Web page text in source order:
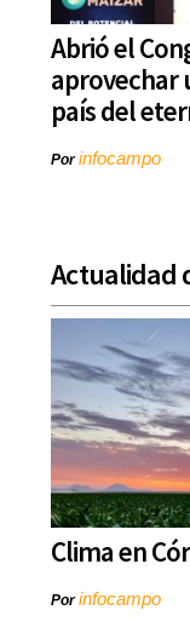
Abrió el
aprovechar
país del
Porinfocampo
Actualidad
Clima en
Porinfocampo